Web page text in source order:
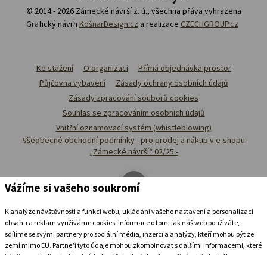
© 2014 - 2026 Zámecké návrší z. ú., všechna přáva vyhrazena
Grafický návrh KošnarDesign.cz a realizace CZECHGROUP.cz
Ke stažení O organizaci
Přímá objednávka prostor
Půjčovna vybavení
Zásady ochrany osobních údajů
Zásady zpracování souborů cookies
Souhlas se zpracováním osobních údajů
Vnitřní oznamovací systém (whistleblowing)
Všeobecné obchodní podmínky - pro prodej a nákup v e-shopu
„Zámecké návrší“ 02/25 -
Vážíme si vašeho soukromí
K analýze návštěvnosti a funkcí webu, ukládání vašeho nastavení a personalizaci
obsahu a reklam využíváme cookies. Informace o tom, jak náš web používáte,
sdílíme se svými partnery pro sociální média, inzerci a analýzy, kteří mohou být ze
zemí mimo EU. Partneři tyto údaje mohou zkombinovat s dalšími informacemi, které